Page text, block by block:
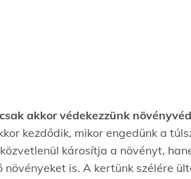
csak akkorvédekezzünk
kezdődik, mikor engedünk a
károsítja a növényt,
is. A kertünk szélére